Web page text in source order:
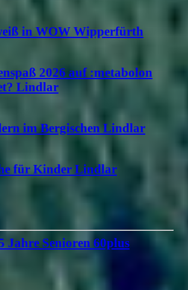
in WOW Wipperfürth
2026 auf :metabolon
Lindlar
im Bergischen Lindlar
für Kinder Lindlar
Jahre Senioren 60plus